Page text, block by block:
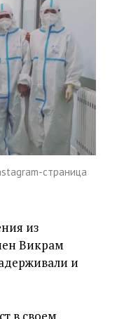
страница
из
Викрам
и
в своем